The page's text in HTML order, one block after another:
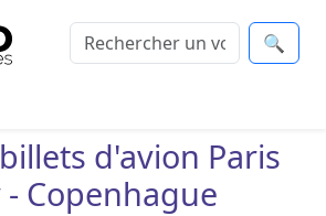
🔍
d'avion Paris
- Copenhague